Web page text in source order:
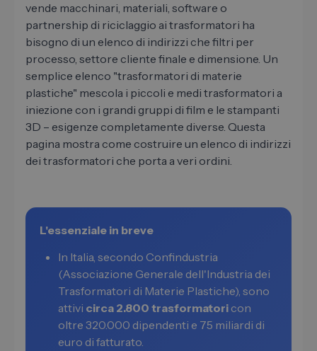
vende macchinari, materiali, software o
partnership di riciclaggio ai trasformatori ha
bisogno di un elenco di indirizzi che filtri per
processo, settore cliente finale e dimensione. Un
semplice elenco "trasformatori di materie
plastiche" mescola i piccoli e medi trasformatori a
iniezione con i grandi gruppi di film e le stampanti
3D – esigenze completamente diverse. Questa
pagina mostra come costruire un elenco di indirizzi
dei trasformatori che porta a veri ordini.
L'essenziale in breve
In Italia, secondo Confindustria
(Associazione Generale dell'Industria dei
Trasformatori di Materie Plastiche), sono
attivi circa 2.800 trasformatori con
oltre 320.000 dipendenti e 75 miliardi di
euro di fatturato.